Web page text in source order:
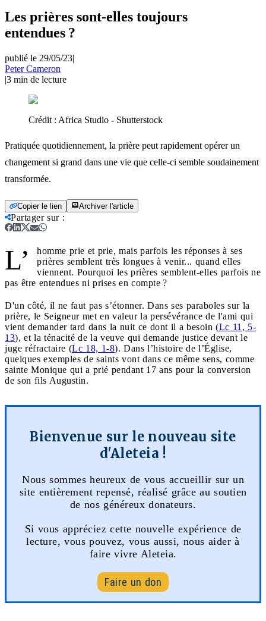
Les prières sont-elles toujours
entendues ?
publié le 29/05/23|
Peter Cameron
|3 min de lecture
Crédit : Africa Studio - Shutterstock
Pratiquée quotidiennement, la prière peut rapidement opérer un
changement si grand dans une vie que celle-ci semble soudainement
transformée.
Copier le lien Archiver l'article
Partager sur:
L’
homme prie et prie, mais parfois les réponses à ses
prières semblent très longues à venir... quand elles
viennent. Pourquoi les prières semblent-elles parfois ne
pas être entendues ni prises en compte ?
D'un côté, il ne faut pas s’étonner. Dans ses paraboles sur la
prière, le Seigneur met en valeur la persévérance de l'ami qui
vient demander tard dans la nuit ce dont il a besoin (Lc 11, 5-
13), et la ténacité de la veuve qui demande justice devant le
juge réfractaire (Lc 18, 1-8). Dans l’histoire de l’Église,
quelques exemples de saints vont dans ce même sens, comme
sainte Monique qui a prié pendant 17 ans pour la conversion
de son fils Augustin.
Bienvenue sur le nouveau site
d'Aleteia !
Nous sommes heureux de vous accueillir sur un
site entièrement repensé, réalisé grâce au soutien
de nos généreux donateurs.
Si vous appréciez cette nouvelle expérience de
lecture, vous pouvez, vous aussi, nous aider à
faire vivre Aleteia.
Faire un don